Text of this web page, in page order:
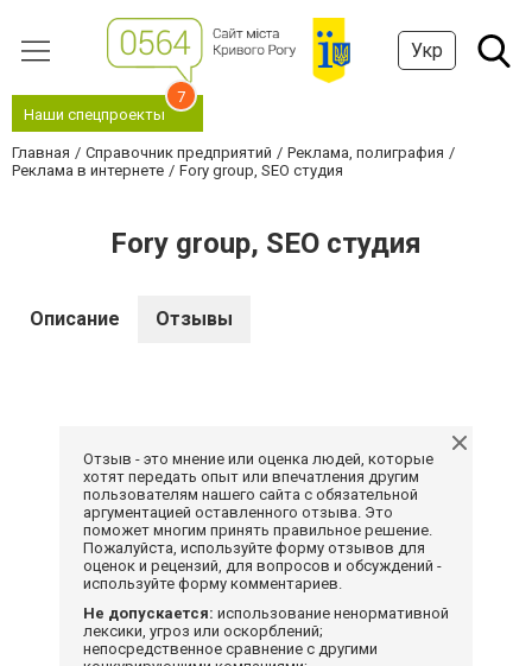
Укр
Наши спецпроекты
7
Главная Справочник предприятий
Реклама, полиграфия
Реклама в интернете
Fory group, SEO студия
Fory group, SEO студия
Описание Отзывы
Отзыв - это мнение или оценка людей, которые
хотят передать опыт или впечатления другим
пользователям нашего сайта с обязательной
аргументацией оставленного отзыва. Это
поможет многим принять правильное решение.
Пожалуйста, используйте форму отзывов для
оценок и рецензий, для вопросов и обсуждений -
используйте форму комментариев.
Не допускается: использование ненормативной
лексики, угроз или оскорблений;
непосредственное сравнение с другими